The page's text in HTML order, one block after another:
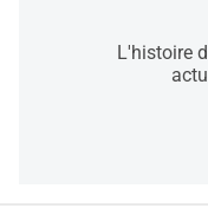
L'histoire